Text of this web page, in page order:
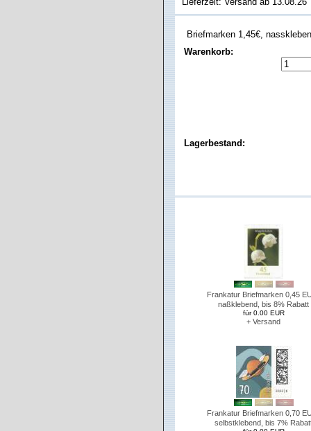
Briefmarken 1,45€,
Warenkorb:
Lagerbestand:
Frankatur Briefmarken 0,45
naßklebend, bis 8% Rabatt
für 0.00 EUR
+ Versand
Frankatur Briefmarken 0,70
selbstklebend, bis 7%